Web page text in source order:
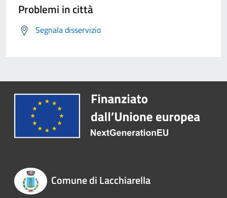
Problemi in città
Segnala disservizio
Comune di Lacchiarella